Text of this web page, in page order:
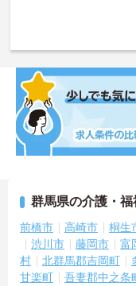
群馬県の介護・
前橋市 高崎市 桐生
渋川市
藤岡市 富
村
北群馬郡吉岡町
甘楽町
吾妻郡中之条